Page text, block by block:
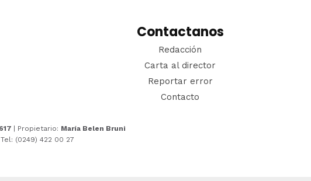
Contactanos
Redacción
Carta al director
Reportar error
Contacto
| Propietario: María Belen Bruni
(0249) 422 00 27